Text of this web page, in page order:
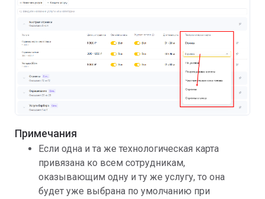
Примечания
Если одна и та же технологическая карта
привязана ко всем сотрудникам,
оказывающим одну и ту же услугу, то она
будет уже выбрана по умолчанию при